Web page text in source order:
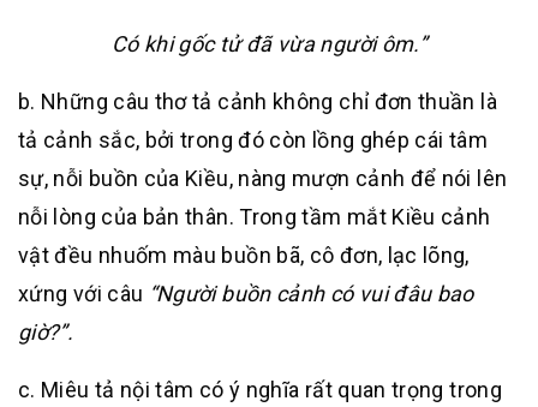
Có khi gốc tử đã vừa người ôm.”
b. Những câu thơ tả cảnh không chỉ đơn thuần là
tả cảnh sắc, bởi trong đó còn lồng ghép cái tâm
sự, nỗi buồn của Kiều, nàng mượn cảnh để nói lên
nỗi lòng của bản thân. Trong tầm mắt Kiều cảnh
vật đều nhuốm màu buồn bã, cô đơn, lạc lõng,
xứng với câu “Người buồn cảnh có vui đâu bao
giờ?”.
c. Miêu tả nội tâm có ý nghĩa rất quan trọng trong